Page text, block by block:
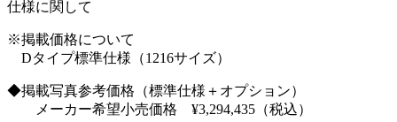
仕様に関して
※掲載価格について
Dタイプ標準仕様（1216サイズ）
◆掲載写真参考価格（標準仕様＋オプション）
メーカー希望小売価格 ¥3,294,435（税込）